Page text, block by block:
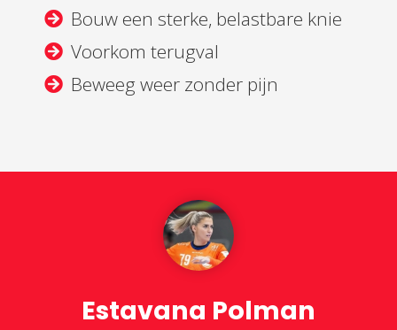
Bouw een sterke, belastbare knie
Voorkom terugval
Beweeg weer zonder pijn
Estavana Polman